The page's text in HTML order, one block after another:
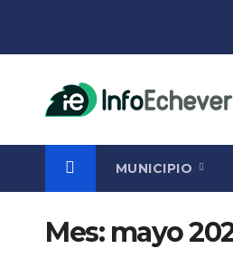
MUNICIPIO
Mes: mayo